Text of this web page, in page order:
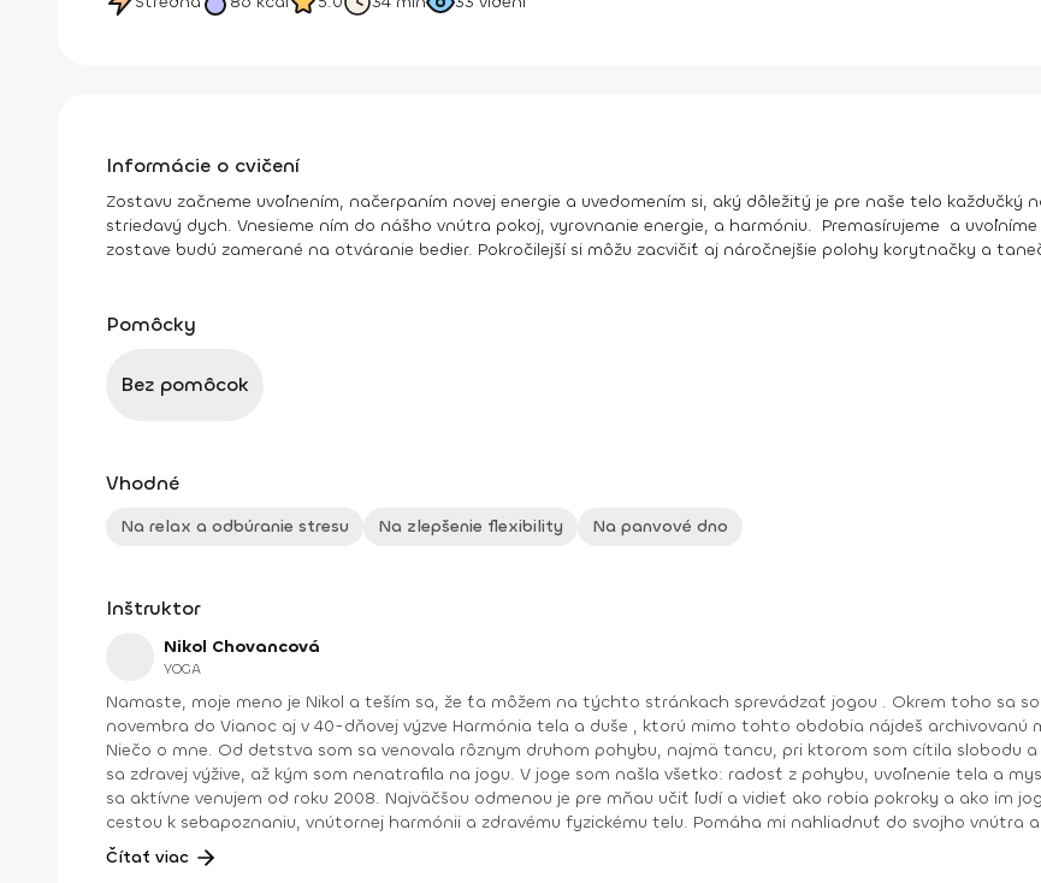
Informácie o cvičení
Zostavu začneme uvoľnením, načerpaním novej energie a uvedomením si, aký dôležitý je pre naše telo každučký
striedavý dych. Vnesieme ním do nášho vnútra pokoj, vyrovnanie energie, a harmóniu. Premasírujeme a
zostave budú zamerané na otváranie bedier. Pokročilejší si môžu zacvičiť aj náročnejšie polohy korytnačky a
Pomôcky
Bez pomôcok
Vhodné
Na relax a odbúranie stresu Na zlepšenie flexibility Na panvové dno
Inštruktor
Nikol Chovancová
YOGA
Namaste, moje meno je Nikol a teším sa, že ťa môžem na týchto stránkach sprevádzať jogou . Okrem toho sa so mnou môžeš stretávať pravidelne každý rok od
novembra do Vianoc aj v 40-dňovej výzve Harmónia tela a duše , ktorú mimo tohto obdobia nájdeš archivovanú medzi fit programami na stránke (nájdeš ich naspodku).
Niečo o mne. Od detstva som sa venovala rôznym druhom pohybu, najmä tancu, pri ktorom som cítila slobodu a radosť. Neskôr som cvičila aeróbne cvičenia a venovala
sa zdravej výžive, až kým som nenatrafila na jogu. V joge som našla všetko: radosť z pohybu, uvoľnenie tela a mysle, spojenie so sebou a odpovede na hlbšie otázky. Joge
sa aktívne venujem od roku 2008. Najväčšou odmenou je pre mňau učiť ľudí a vidieť ako robia pokroky a ako im joga pomáha
cestou k sebapoznaniu, vnútornej harmónii a zdravému fyzickému telu. Pomáha mi nahliadnuť do svojho vnútra
Vďaka nej je môj život krajší, lepší a plnohodnotnejší. Viac info o mne a joge nájdete na mojej stránke nikolchovancova.sk Dosiahnuté vzdelanie: Inštruktor powerjogy,
stupeň 1 a 2 – Powerjoga Akadémia Slovensko – lektori: Bc. Michaela Hluchová (SR), Václav Krejčík (ČR) Intenzívny odborný seminár Gravid jogy – lektor Ing. Dana
Čítať viac